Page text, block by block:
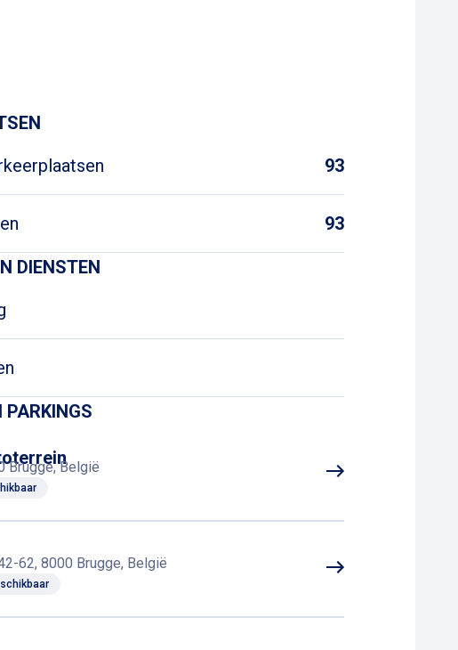
vervoersdiensten. De directe toegang tot de
93
93
DIENSTEN
PARKINGS
Brugge, België
62, 8000 Brugge, België